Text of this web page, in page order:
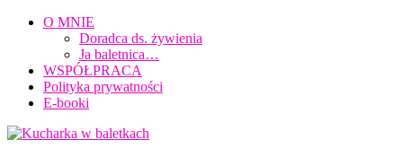
O MNIE
Doradca ds. żywienia
Ja baletnica…
WSPÓŁPRACA
Polityka prywatności
E-booki